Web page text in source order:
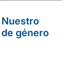
Nuestro
género